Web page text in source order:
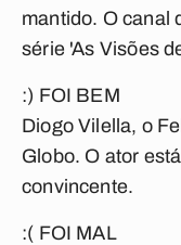
mantido. O canal
série 'As Visões
:) FOI BEM
Diogo Vilella, o
Globo. O ator
convincente.
:( FOI MAL